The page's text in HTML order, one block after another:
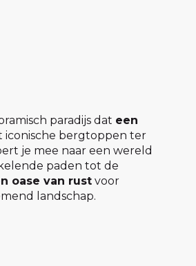
paradijs dat een
iconische bergtoppen ter
je mee naar een wereld
paden tot de
oase van rust voor
landschap.